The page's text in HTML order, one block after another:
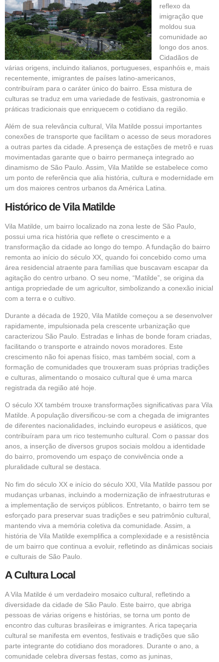
reflexo da
imigração que
moldou sua
comunidade ao
longo dos anos.
Cidadãos de
várias origens, incluindo italianos, portugueses, espanhóis e, mais
recentemente, imigrantes de países latino-americanos,
contribuíram para o caráter único do bairro. Essa mistura de
culturas se traduz em uma variedade de festivais, gastronomia e
práticas tradicionais que enriquecem o cotidiano da região.
Além de sua relevância cultural, Vila Matilde possui importantes
conexões de transporte que facilitam o acesso de seus moradores
a outras partes da cidade. A presença de estações de metrô e ruas
movimentadas garante que o bairro permaneça integrado ao
dinamismo de São Paulo. Assim, Vila Matilde se estabelece como
um ponto de referência que alia história, cultura e modernidade em
um dos maiores centros urbanos da América Latina.
Histórico de Vila Matilde
Vila Matilde, um bairro localizado na zona leste de São Paulo,
possui uma rica história que reflete o crescimento e a
transformação da cidade ao longo do tempo. A fundação do bairro
remonta ao início do século XX, quando foi concebido como uma
área residencial atraente para famílias que buscavam escapar da
agitação do centro urbano. O seu nome, “Matilde”, se origina da
antiga propriedade de um agricultor, simbolizando a conexão inicial
com a terra e o cultivo.
Durante a década de 1920, Vila Matilde começou a se desenvolver
rapidamente, impulsionada pela crescente urbanização que
caracterizou São Paulo. Estradas e linhas de bonde foram criadas,
facilitando o transporte e atraindo novos moradores. Este
crescimento não foi apenas físico, mas também social, com a
formação de comunidades que trouxeram suas próprias tradições
e culturas, alimentando o mosaico cultural que é uma marca
registrada da região até hoje.
O século XX também trouxe transformações significativas para Vila
Matilde. A população diversificou-se com a chegada de imigrantes
de diferentes nacionalidades, incluindo europeus e asiáticos, que
contribuíram para um rico testemunho cultural. Com o passar dos
anos, a inserção de diversos grupos sociais moldou a identidade
do bairro, promovendo um espaço de convivência onde a
pluralidade cultural se destaca.
No fim do século XX e início do século XXI, Vila Matilde passou por
mudanças urbanas, incluindo a modernização de infraestruturas e
a implementação de serviços públicos. Entretanto, o bairro tem se
esforçado para preservar suas tradições e seu patrimônio cultural,
mantendo viva a memória coletiva da comunidade. Assim, a
história de Vila Matilde exemplifica a complexidade e a resistência
de um bairro que continua a evoluir, refletindo as dinâmicas sociais
e culturais de São Paulo.
A Cultura Local
A Vila Matilde é um verdadeiro mosaico cultural, refletindo a
diversidade da cidade de São Paulo. Este bairro, que abriga
pessoas de várias origens e histórias, se torna um ponto de
encontro das culturas brasileiras e imigrantes. A rica tapeçaria
cultural se manifesta em eventos, festivais e tradições que são
parte integrante do cotidiano dos moradores. Durante o ano, a
comunidade celebra diversas festas, como as juninas,